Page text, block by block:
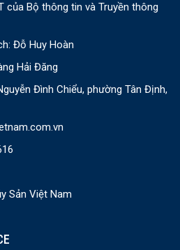
của Bộ thông tin và Truyền thông
Đỗ Huy Hoàn
Hải Đăng
Đình Chiểu, phường Tân Định,
Sản Việt Nam